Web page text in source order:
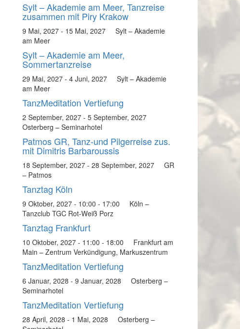
Sylt – Akademie am Meer, Tanzreise
zusammen mit Piry Krakow
9 Mai, 2027 - 15 Mai, 2027
Sylt – Akademie
am Meer
Sylt – Akademie am Meer,
Sommertanzreise
29 Mai, 2027 - 4 Juni, 2027
Sylt – Akademie
am Meer
TanzMeditation Vertiefung
2 September, 2027 - 5 September, 2027
Osterberg – Seminarhotel
Patmos GR, Tanz-und Pilgerreise zus.
mit Dimitris Barbaroussis
18 September, 2027 - 28 September, 2027
GR
– Patmos
Tanztag Köln
9 Oktober, 2027 - 10:00 - 17:00
Köln –
Tanzclub TGC Rot-Weiß Porz
Tanztag Frankfurt
10 Oktober, 2027 - 11:00 - 18:00
Frankfurt am
Main – Zentrum Verkündigung, Markuszentrum
TanzMeditation Vertiefung
6 Januar, 2028 - 9 Januar, 2028
Osterberg –
Seminarhotel
TanzMeditation Vertiefung
28 April, 2028 - 1 Mai, 2028
Osterberg –